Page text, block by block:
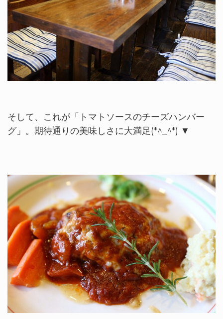
そして、これが「トマトソースのチーズハンバー
グ」。期待通りの美味しさに大満足(*^_^*) ▼